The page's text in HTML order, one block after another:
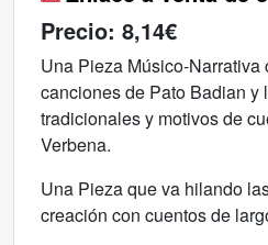
Precio: 8,14€
Una Pieza Músico-Narrativa
canciones de Pato Badian y
tradicionales y motivos de
Verbena.
Una Pieza que va hilando
creación con cuentos de